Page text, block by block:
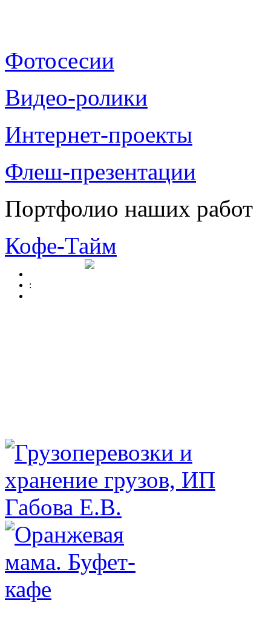
Фотосесии
Видео-ролики
Интернет-проекты
Флеш-презентации
Портфолио наших работ
Кофе-Тайм
: